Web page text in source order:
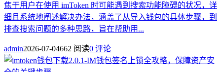
焦于用户在使用 imToken 时可能遇到搜索功能障碍的状况，详
细且系统地阐述解决办法，涵盖了从导入钱包的具体步骤，到
排查搜索问题的多种思路，旨在帮助用...
admin2026-07-04662 阅读0 评论